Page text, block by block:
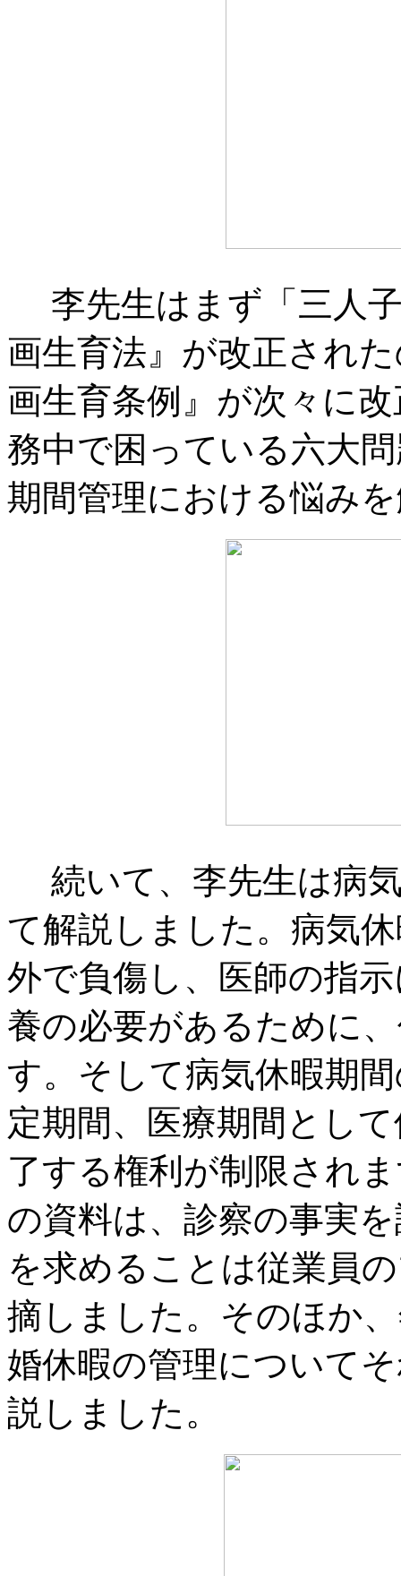
李先生はまず「三人
画生育法』が改正され
画生育条例』が次々に
務中で困っている六大
期間管理における悩み
続いて、李先生は病
て解説しました。病気
外で負傷し、医師の指
養の必要があるために
す。そして病気休暇期
定期間、医療期間とし
了する権利が制限され
の資料は、診察の事実
を求めることは従業員
摘しました。そのほか
婚休暇の管理について
説しました。